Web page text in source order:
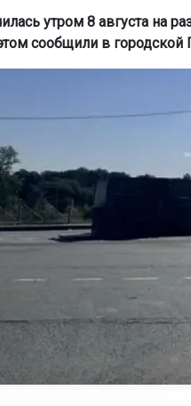
утром 8 августа на
сообщили в городской